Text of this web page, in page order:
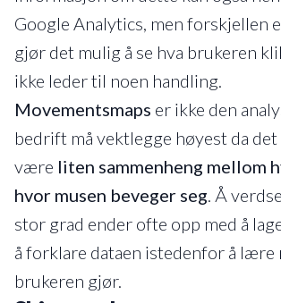
Google Analytics, men forskjellen
gjør det mulig å se hva brukeren
ikke leder til noen handling.
Movementsmaps er ikke den
bedrift må vektlegge høyest da det
være liten sammenheng mellom
hvor musen beveger seg. Å
stor grad ender ofte opp med å
å forklare dataen istedenfor å lære
brukeren gjør.